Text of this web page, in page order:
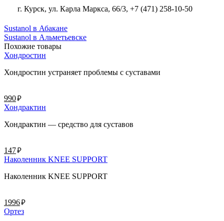
г. Курск, ул. Карла Маркса, 66/3, +7 (471) 258-10-50
Sustanol в Абакане
Sustanol в Альметьевске
Похожие товары
Хондростин
Хондростин устраняет проблемы с суставами
990руб.
Хондрактин
Хондрактин — средство для суставов
147руб.
Наколенник KNEE SUPPORT
Наколенник KNEE SUPPORT
1996руб.
Ортез